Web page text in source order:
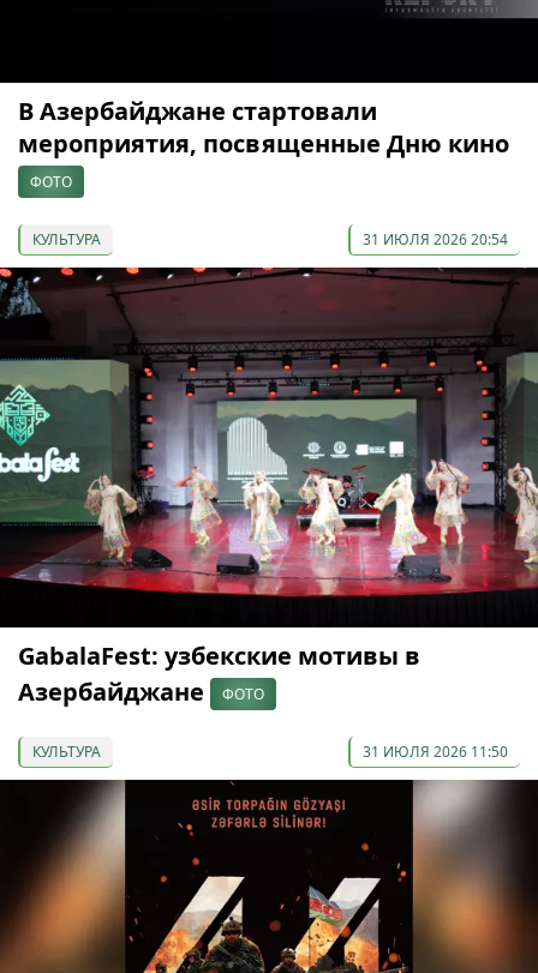
В Азербайджане стартовали
мероприятия, посвященные Дню кино
ФОТО
КУЛЬТУРА 31 ИЮЛЯ 2026 20:54
GabalaFest: узбекские мотивы в
Азербайджане
ФОТО
КУЛЬТУРА 31 ИЮЛЯ 2026 11:50